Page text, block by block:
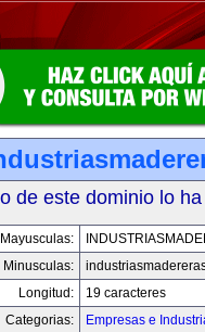
de este dominio lo
Mayusculas:
Minusculas:
Longitud:
19 caracteres
Categorias:
Empresas e